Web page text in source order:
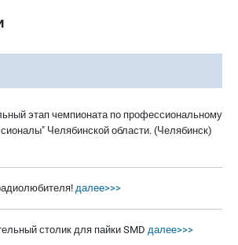
этап чемпионата по профессиональному
Челябинской области. (Челябинск)
далее>>>
столик для пайки SMD далее>>>